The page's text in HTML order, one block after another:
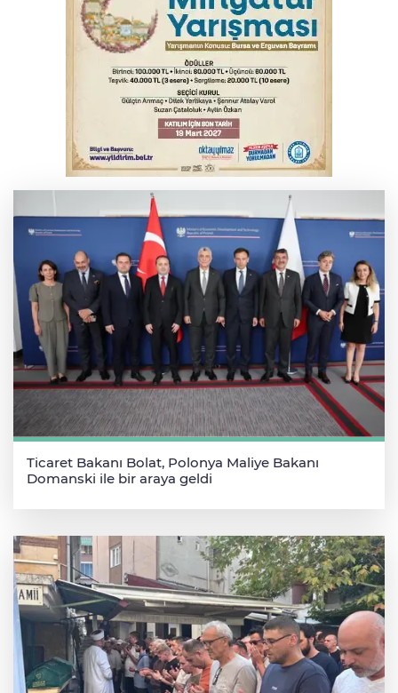
YENİ Parti Genel Başkanı Özel'den
Çerçeve Yasa yorumu
Serbest piyasada döviz fiyatları
Serbest piyasada altın fiyatları...
Ticaret Bakanı Bolat, Polonya Maliye Bakanı
Domanski ile bir araya geldi